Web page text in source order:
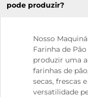
pode produzir?
Nosso
Farinha de
produzir uma
farinhas de
secas, frescas
versatilidade